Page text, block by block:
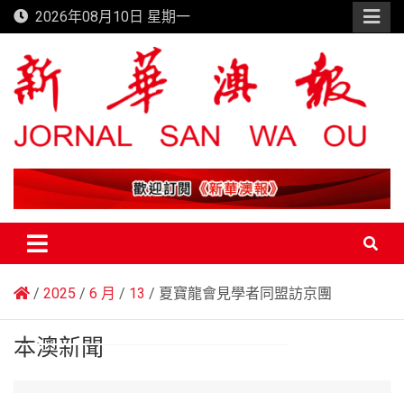
Skip
to
content
2026年08月10日 星期一
新華澳報
2025 6 月 13 夏寶龍會見學者同盟訪京團
本澳新聞